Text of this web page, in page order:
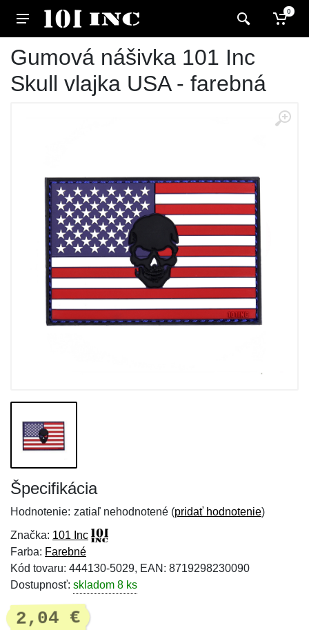
0
Gumová nášivka 101 Inc
Skull vlajka USA - farebná
Špecifikácia
Hodnotenie: zatiaľ nehodnotené (pridať hodnotenie)
Značka: 101 Inc
Farba: Farebné
Kód tovaru: 444130-5029, EAN: 8719298230090
Dostupnosť: skladom 8 ks
2,04 €